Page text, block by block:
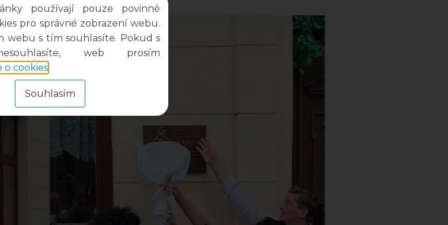
používají pouze povinné
pro správné zobrazení webu.
webu s tím souhlasíte. Pokud s
web prosím
o cookies
Souhlasím